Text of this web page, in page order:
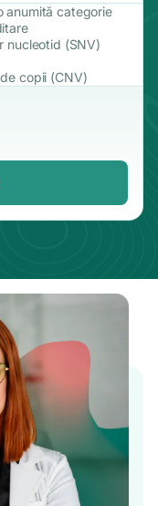
anumită categorie
nucleotid (SNV)
copii (CNV)